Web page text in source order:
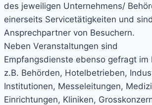
des jeweiligen Unternehmens/
einerseits Servicetätigkeiten und sind
Ansprechpartner von Besuchern.
Neben Veranstaltungen sind
Empfangsdienste ebenso gefragt im
z.B. Behörden, Hotelbetrieben,
Institutionen, Messeleitungen,
Einrichtungen, Kliniken,